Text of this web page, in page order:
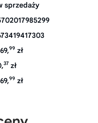
sprzedaży
99 zł
37 zł
99 zł